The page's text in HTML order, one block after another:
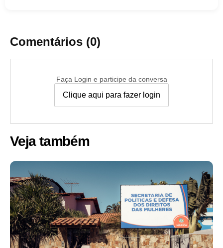
Comentários (0)
Faça Login e participe da conversa
Clique aqui para fazer login
Veja também